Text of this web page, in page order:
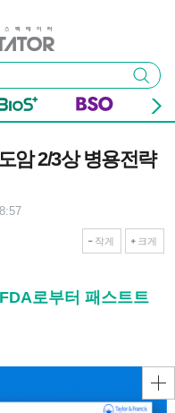
검색
암 2/3상 병용전략
작게 크게
로부터 패스트트